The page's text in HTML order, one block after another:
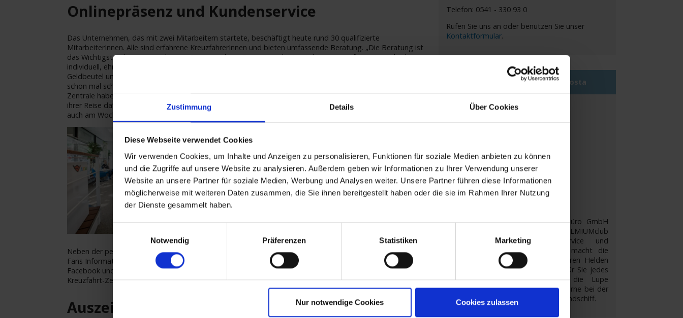
Zustimmung Details Über Cookies
Diese Webseite verwendet Cookies
Wir verwenden Cookies, um Inhalte und Anzeigen zu personalisieren, Funktionen für soziale Medien anbieten zu können
und die Zugriffe auf unsere Website zu analysieren. Außerdem geben wir Informationen zu Ihrer Verwendung unserer
Website an unsere Partner für soziale Medien, Werbung und Analysen weiter. Unsere Partner führen diese Informationen
möglicherweise mit weiteren Daten zusammen, die Sie ihnen bereitgestellt haben oder die sie im Rahmen Ihrer Nutzung
der Dienste gesammelt haben.
Notwendig
Präferenzen Statistiken Marketing
Nur notwendige Cookies Cookies zulassen
Onlinepräsenz und Kundenservice
Das Unternehmen, das mit zwei Mitarbeitern startete, beschäftigt heute rund 30 qualifizierte
MitarbeiterInnen. Alle sind erfahrene KreuzfahrerInnen und bieten umfassende Beratung. „Die Beratung ist
das Wichtigste“, betont Büroleiterin Susanne Blom „Derjenige, der Kontakt zu uns aufnimmt, wird sehr
individuell, ehrlich und persönlich betreut. Darauf legen wir Wert.“ Denn: „Für jeden Geschmack, für jeden
Geldbeutel und für jedes Interesse gibt es das richtige Schiff und die richtige Route.“ Da können Kreuzfahrer
schon mal schnell die Übersicht verlieren. Aber die geschulten MitarbeiterInnen der Astoria Kreuzfahrten-
Zentrale haben Antworten auf alle Kreuzfahrer-Fragen. „Wir sind für unsere Kunden vor, während und nach
ihrer Reise da“, sagt Thomas Rolf. Und damit die Traumreise direkt gebucht werden kann, sind die Experten
auch am Wochenende erreichbar.
Neben der persönlichen Beratung vor Ort im Reisebüro in der Osnabrücker Altstadt, erhalten Kreuzfahrt-
Fans Informationen auf www.kreuzfahrten-zentrale.de und
www.flussreisen.de
aber auch per Newsletter, auf
Facebook und Instagram. Neu ist außerdem die Landingpageastoria.reisen
, nachdem die Produktion der
Kreuzfahrt-Zeitung nach fast 10 Jahren Ende 2023 eingestellt wurde.
Auszeichnungen und Anerkennung
Telefon: 0541 - 330 93 0
Rufen Sie uns an oder benutzen Sie unser
Kontaktformular.
PREMIUMclub Partner by AIDA & Costa
Seit Beginn ist die Astoria Reisebüro GmbH
dank Ihnen AIDA & Costa PREMIUMclub
Partner! Ein erstklassiger Service und
herausragende Produktkenntnisse macht die
Astoria Kreuzfahrten-Zentrale zu Ihren Helden
der Meere. Die Mitarbeiter haben für Sie jedes
Schiff der AIDA Flotte unter die Lupe
genommen und unterstützen Sie gerne bei der
Suche nach Ihrem perfekten Kussmundschiff.